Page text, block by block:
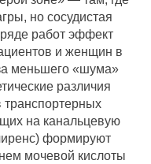
но сосудистая
работ эффект
и женщин в
меньшего «шума»
различия
транспортерных
на канальцевую
формируют
мочевой кислоты